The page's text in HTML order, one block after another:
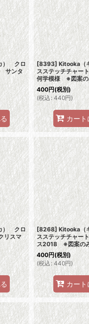
） クロ
サンタ
[8393] Kitooka（
スステッチチャ
何学模様 ※図案の
400円(税別)
(税込 : 440円)
カート
） クロ
リスマ
[8268] Kitooka（
スステッチチャー
ス2018 ※図案の
400円(税別)
(税込 : 440円)
カート